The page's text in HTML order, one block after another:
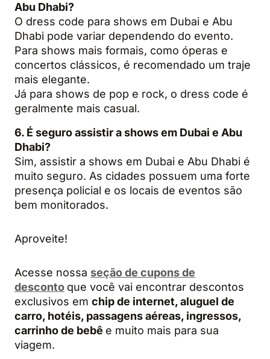
Abu Dhabi?
O dress code para shows em Dubai e Abu
Dhabi pode variar dependendo do evento.
Para shows mais formais, como óperas e
concertos clássicos, é recomendado um traje
mais elegante.
Já para shows de pop e rock, o dress code é
geralmente mais casual.
6. É seguro assistir a shows em Dubai e Abu
Dhabi?
Sim, assistir a shows em Dubai e Abu Dhabi é
muito seguro. As cidades possuem uma forte
presença policial e os locais de eventos são
bem monitorados.
Aproveite!
Acesse nossa seção de cupons de
desconto que você vai encontrar descontos
exclusivos em chip de internet, aluguel de
carro, hotéis, passagens aéreas, ingressos,
carrinho de bebê e muito mais para sua
viagem.